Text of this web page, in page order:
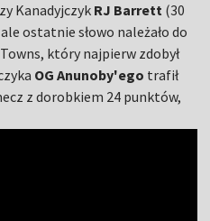
Kanadyjczyk RJ Barrett (30
ostatnie słowo należało do
który najpierw zdobył
OG Anunoby'ego trafił
z dorobkiem 24 punktów,